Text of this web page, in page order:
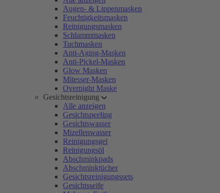
Augen- & Lippenmasken
Feuchtigkeitsmasken
Reinigungsmasken
Schlammmasken
Tuchmasken
Anti-Aging-Masken
Anti-Pickel-Masken
Glow Masken
Mitesser-Masken
Overnight Maske
Gesichtsreinigung
Alle anzeigen
Gesichtspeeling
Gesichtswasser
Mizellenwasser
Reinigungsgel
Reinigungsöl
Abschminkpads
Abschminktücher
Gesichtsreinigungssets
Gesichtsseife